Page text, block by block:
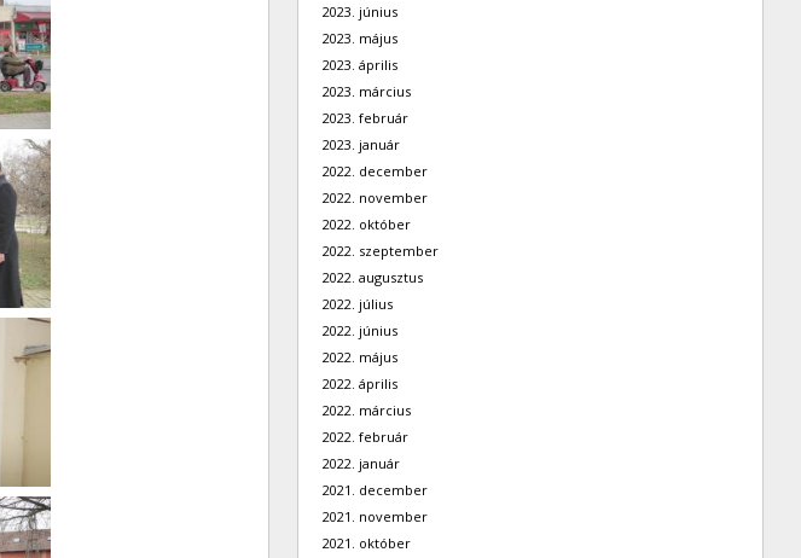
2023. június
2023. május
2023. április
2023. március
2023. február
2023. január
2022. december
2022. november
2022. október
2022. szeptember
2022. augusztus
2022. július
2022. június
2022. május
2022. április
2022. március
2022. február
2022. január
2021. december
2021. november
2021. október